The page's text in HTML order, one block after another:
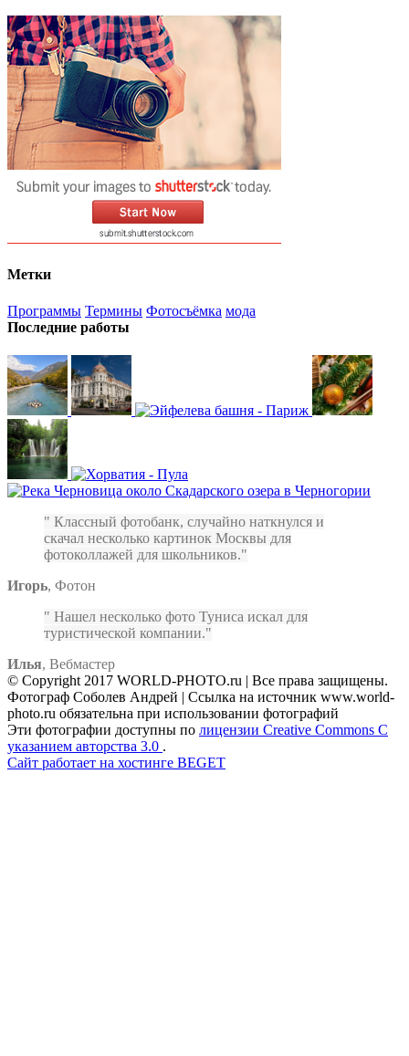
Метки
Программы Термины Фотосъёмка мода
Последние работы
Классный фотобанк, случайно наткнулся и
скачал несколько картинок Москвы для
фотоколлажей для школьников.
Игорь, Фотон
Нашел несколько фото Туниса искал для
туристической компании.
Илья, Вебмастер
© Copyright 2017 WORLD-PHOTO.ru | Все права защищены.
Фотограф Соболев Андрей | Ссылка на источник www.world-
photo.ru обязательна при использовании фотографий
Эти фотографии доступны по лицензии Creative Commons С
указанием авторства 3.0 .
Сайт работает на хостинге BEGET